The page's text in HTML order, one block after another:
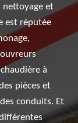
nettoyage et
est réputée
à
pièces et
conduits. Et